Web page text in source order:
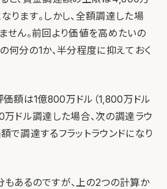
ります。しかし、全額調達した場
せん。前回より価値を高めたいの
何分の1か、半分程度に抑えておく
価額は1億800万ドル（1,800万ドル
万ドル調達した場合、次の調達ラウ
で調達するフラットラウンドになり
あるのですが、上の2つの計算か